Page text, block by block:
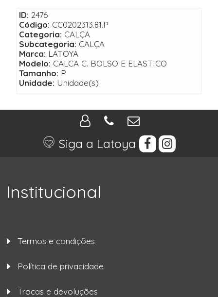
ID: 2476
Código: CC0202313.81.P
Categoria: CALÇA
Subcategoria: CALÇA
Marca: LATOYA
Modelo: CALCA C. BOLSO E ELASTICO
Tamanho: P
Unidade: Unidade(s)
Siga a Latoya
Institucional
Termos e condições
Política de privacidade
Trocas e devoluções